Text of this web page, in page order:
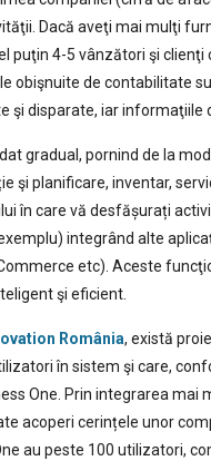
Dacă aveţi mai mulţi
puţin 4-5 vânzători şi
obişnuite de contabilitate
şi disparate, iar informaţiile
gradual, pornind de la
şi planificare, inventar,
în care vă desfășurați
integrând alte
etc). Aceste
şi eficient.
România, există
în sistem şi care,
One. Prin integrarea
acoperi cerințele unor
au peste 100 utilizatori,